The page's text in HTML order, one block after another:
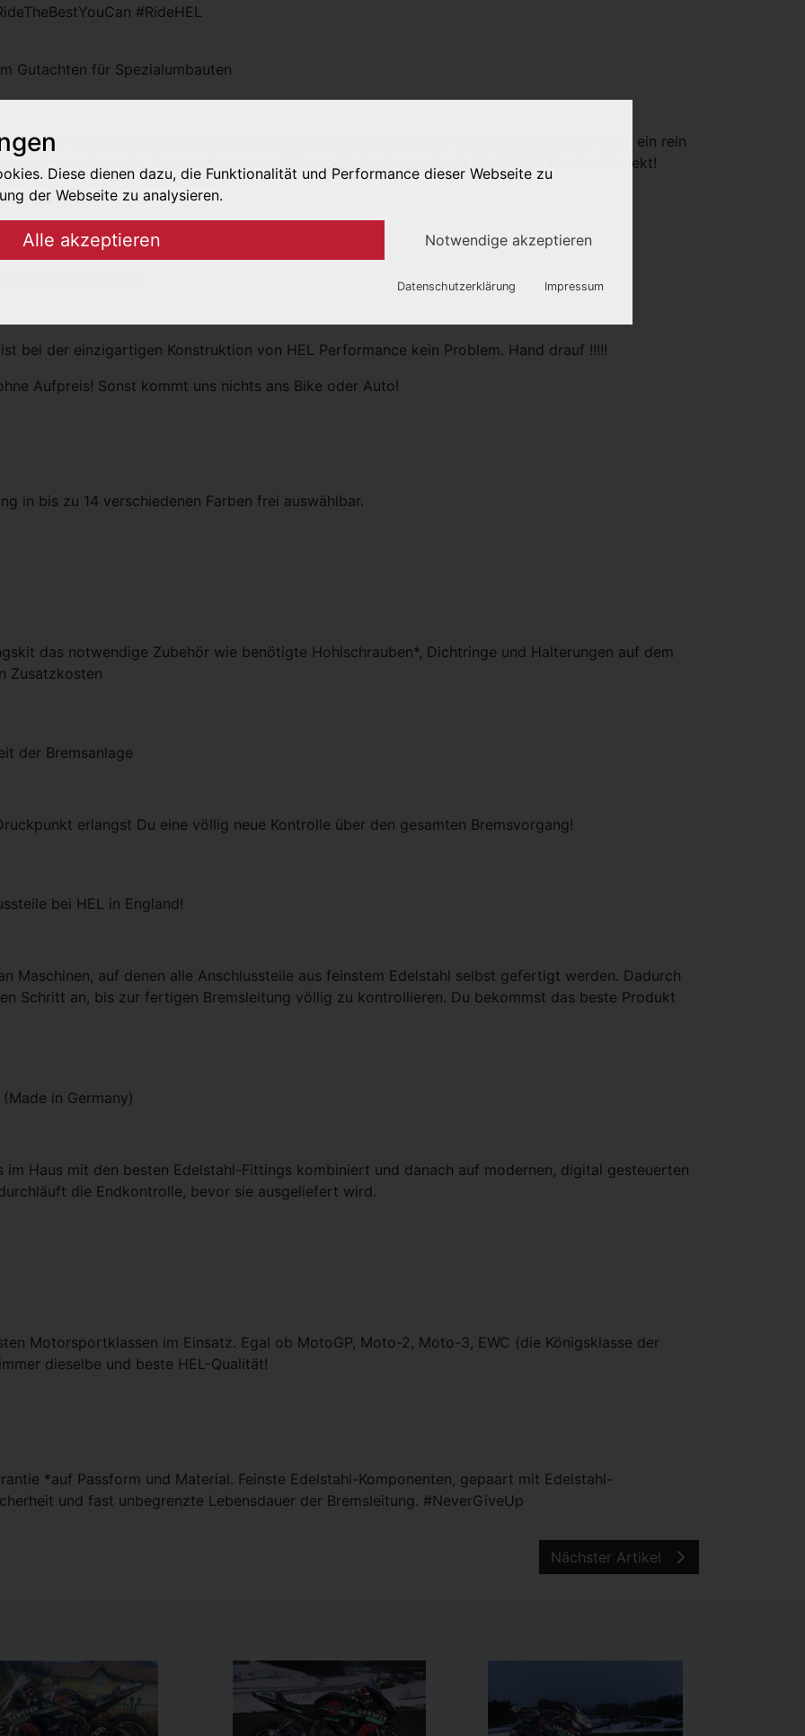
#RideHEL
Gutachten für Spezialumbauten
oder ein Teilegutachten sein. Für spezielle Anwendungen und Umbauten bieten wir auch ein rein
Fahrzeugtyp oder Verwendungszweck! Das gibt dir die maximale Flexibilität für dein Projekt!
benötigt!
verdrehbar
bei der einzigartigen Konstruktion von HEL Performance kein Problem. Hand drauf !!!!!
Aufpreis! Sonst kommt uns nichts ans Bike oder Auto!
in bis zu 14 verschiedenen Farben frei auswählbar.
das notwendige Zubehör wie benötigte Hohlschrauben*, Dichtringe und Halterungen auf dem
Zusatzkosten
der Bremsanlage
erlangst Du eine völlig neue Kontrolle über den gesamten Bremsvorgang!
bei HEL in England!
Maschinen, auf denen alle Anschlussteile aus feinstem Edelstahl selbst gefertigt werden. Dadurch
Schritt an, bis zur fertigen Bremsleitung völlig zu kontrollieren. Du bekommst das beste Produkt
in Germany)
Haus mit den besten Edelstahl-Fittings kombiniert und danach auf modernen, digital gesteuerten
die Endkontrolle, bevor sie ausgeliefert wird.
Motorsportklassen im Einsatz. Egal ob MotoGP, Moto-2, Moto-3, EWC (die Königsklasse der
dieselbe und beste HEL-Qualität!
*auf Passform und Material. Feinste Edelstahl-Komponenten, gepaart mit Edelstahl-
und fast unbegrenzte Lebensdauer der Bremsleitung. #NeverGiveUp
Nächster Artikel
Diese dienen dazu, die Funktionalität und Performance dieser Webseite zu
der Webseite zu analysieren.
Alle akzeptieren Notwendige akzeptieren
die Analyse der Webseiten-Nutzung.
werden mit Partnern (Drittanbieter) geteilt, um z.B. personalisierte Werbung
Datenschutzerklärung Impressum